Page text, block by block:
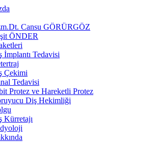
Cansu GÖRÜRGÖZ
ÖNDER
İmplantı Tedavisi
Çekimi
Tedavisi
Protez ve Hareketli Protez
Diş Hekimliği
Kürretajı